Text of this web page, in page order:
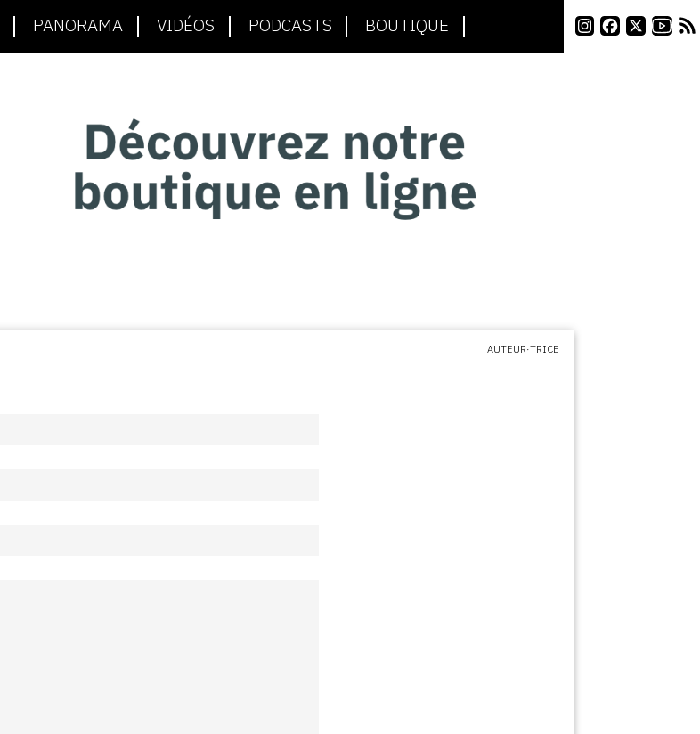
PANORAMA VIDÉOS PODCASTS BOUTIQUE
AUTEUR·TRICE